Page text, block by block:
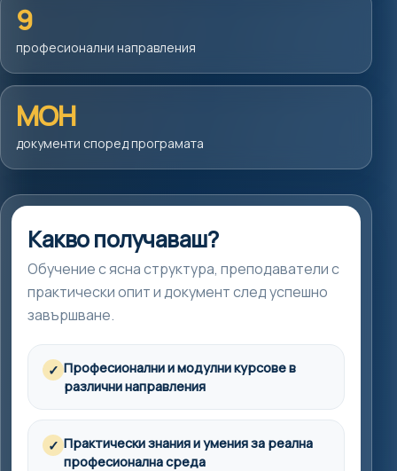
9
професионални направления
МОН
документи според програмата
Какво получаваш?
Обучение с ясна структура, преподаватели с
практически опит и документ след успешно
завършване.
✓ Професионални и модулни курсове в
различни направления
✓ Практически знания и умения за реална
професионална среда